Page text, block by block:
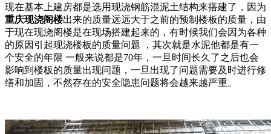
现在基本上建房都是选用现浇钢筋混泥土结构来搭建了，因为
重庆现浇阁楼出来的质量远远大于之前的预制楼板的质量，由
于现在现浇阁楼是在现场搭建起来的，有时候我们会因为各种
的原因引起现浇楼板的质量问题 ，其次就是水泥他都是有一
个安全的年限 一般来说都是70年，一旦时间长久了之后也会
影响到楼板的质量出现问题，一旦出现了问题需要及时进行修
缮和加固，不然存在的安全隐患问题将会越来越严重。